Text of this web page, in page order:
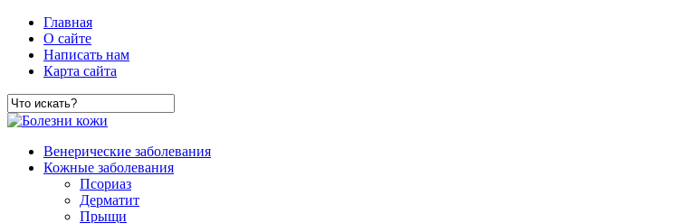
Главная
О сайте
Написать нам
Карта сайта
Венерические заболевания
Кожные заболевания
Псориаз
Дерматит
Прыщи